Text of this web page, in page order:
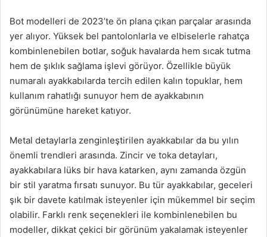
Bot modelleri de 2023’te ön plana çıkan parçalar arasında
yer alıyor. Yüksek bel pantolonlarla ve elbiselerle rahatça
kombinlenebilen botlar, soğuk havalarda hem sıcak tutma
hem de şıklık sağlama işlevi görüyor. Özellikle büyük
numaralı ayakkabılarda tercih edilen kalın topuklar, hem
kullanım rahatlığı sunuyor hem de ayakkabının
görünümüne hareket katıyor.
Metal detaylarla zenginleştirilen ayakkabılar da bu yılın
önemli trendleri arasında. Zincir ve toka detayları,
ayakkabılara lüks bir hava katarken, aynı zamanda özgün
bir stil yaratma fırsatı sunuyor. Bu tür ayakkabılar, geceleri
şık bir davete katılmak isteyenler için mükemmel bir seçim
olabilir. Farklı renk seçenekleri ile kombinlenebilen bu
modeller, dikkat çekici bir görünüm yakalamak isteyenler